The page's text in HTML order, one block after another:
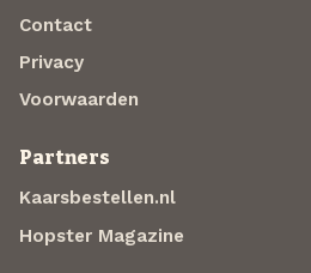
Contact
Privacy
Voorwaarden
Partners
Kaarsbestellen.nl
Hopster Magazine